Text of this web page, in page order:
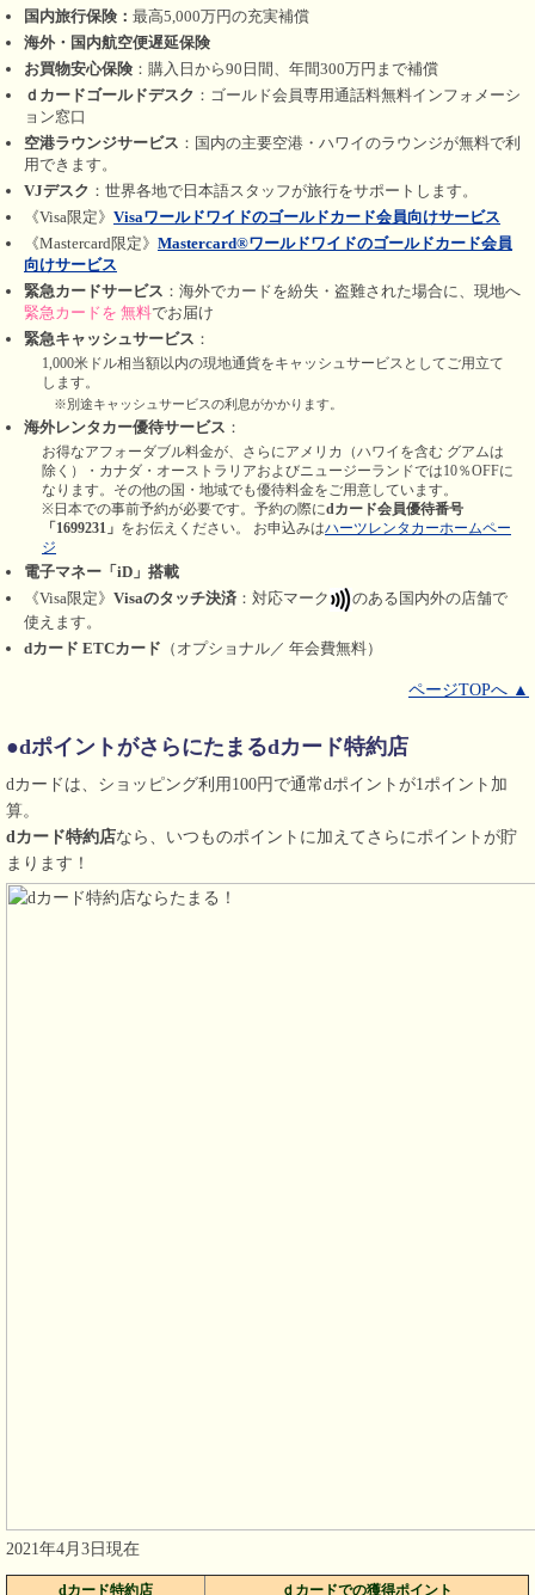
国内旅行保険： 最高5,000万円の充実補償
海外・国内航空便遅延保険
お買物安心保険 ：購入日から90日間、年間300万円まで補償
ｄカードゴールドデスク ：ゴールド会員専用通話料無料インフォメーシ
ョン窓口
空港ラウンジサービス ：国内の主要空港・ハワイのラウンジが無料で利
用できます。
VJデスク ：世界各地で日本語スタッフが旅行をサポートします。
《Visa限定》 Visaワールドワイドのゴールドカード会員向けサービス
《Mastercard限定》 Mastercard®ワールドワイドのゴールドカード会員
向けサービス
緊急カードサービス ：海外でカードを紛失・盗難された場合に、現地へ
緊急カードを 無料でお届け
緊急キャッシュサービス ：
1,000米ドル相当額以内の現地通貨をキャッシュサービスとしてご用立て
します。
※別途キャッシュサービスの利息がかかります。
海外レンタカー優待サービス ：
お得なアフォーダブル料金が、さらにアメリカ（ハワイを含む グアムは
除く）・カナダ・オーストラリアおよびニュージーランドでは10％OFFに
なります。その他の国・地域でも優待料金をご用意しています。
※日本での事前予約が必要です。予約の際にdカード会員優待番号
「1699231」 をお伝えください。 お申込みはハーツレンタカーホームペー
ジ
電子マネー「iD」搭載
《Visa限定》 Visaのタッチ決済 ：対応マーク
のある国内外の店舗で
使えます。
dカード ETCカード （オプショナル／ 年会費無料）
ページTOPへ ▲
●dポイントがさらにたまるdカード特約店
dカードは、ショッピング利用100円で通常dポイントが1ポイント加
算。
dカード特約店なら、いつものポイントに加えてさらにポイントが貯
まります！
2021年4月3日現在
dカード特約店 ｄカードでの獲得ポイント